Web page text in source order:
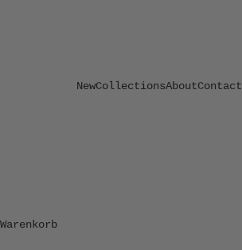
NewCollectionsAboutContact
Warenkorb